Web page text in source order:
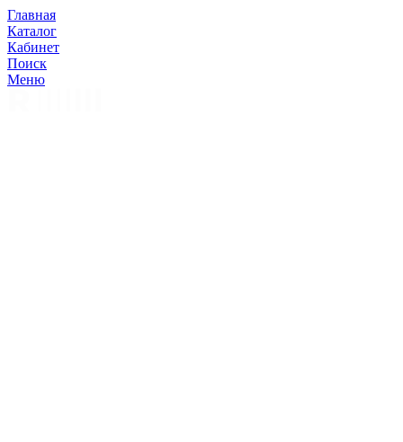
Главная
Каталог
Кабинет
Поиск
Меню